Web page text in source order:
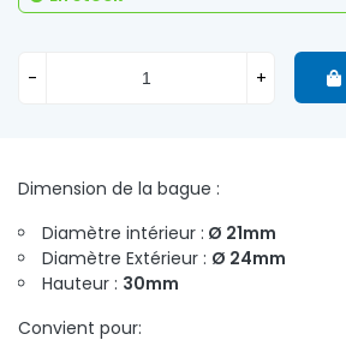
Dimension de la bague :
Diamètre intérieur : Ø 21mm
Diamètre Extérieur : Ø 24mm
Hauteur : 30mm
Convient pour:
- +